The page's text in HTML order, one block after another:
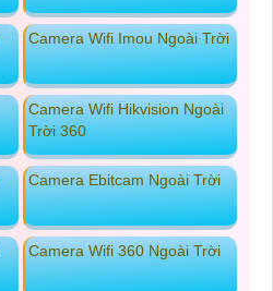
Camera Wifi Imou Ngoài Trời
Camera Wifi Hikvision Ngoài
Trời 360
Camera Ebitcam Ngoài Trời
Camera Wifi 360 Ngoài Trời